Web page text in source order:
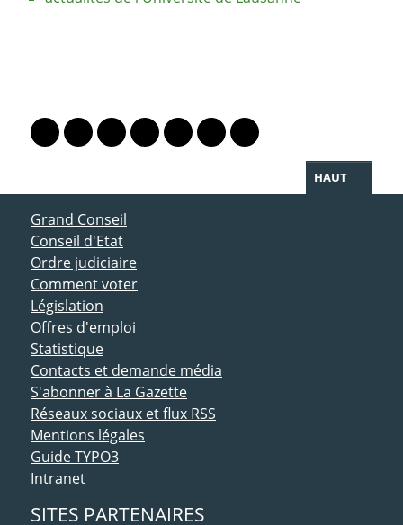
Lien vers le profil Mastodon
Lien vers le profil Bluesky
Lien vers le profil Instagram
Lien vers le profil Linkedin
Lien vers le profil Facebook
Lien vers le profil Twitter
Partager par WhatsApp
HAUT
ACCÈS DIRECT
Grand Conseil
Conseil d'Etat
Ordre judiciaire
Comment voter
Législation
Offres d'emploi
Statistique
Contacts et demande média
S'abonner à La Gazette
Réseaux sociaux et flux RSS
Mentions légales
Guide TYPO3
Intranet
SITES PARTENAIRES